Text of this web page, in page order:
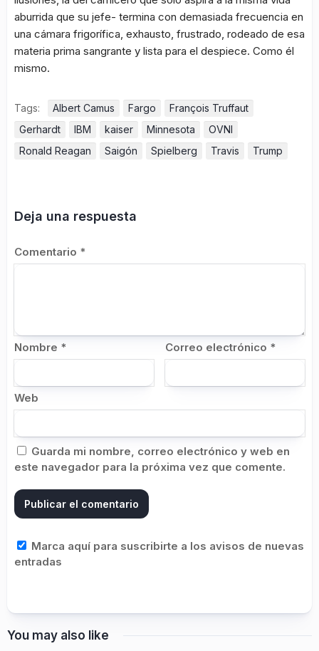
aburrida que su jefe- termina con demasiada frecuencia en
una cámara frigorífica, exhausto, frustrado, rodeado de esa
materia prima sangrante y lista para el despiece. Como él
mismo.
Tags: Albert Camus Fargo
François Truffaut
Gerhardt
IBM kaiser Minnesota
OVNI
Ronald Reagan
Saigón Spielberg Travis Trump
Deja una respuesta
Comentario *
Nombre * Correo electrónico *
Web
Guarda mi nombre, correo electrónico y web en
este navegador para la próxima vez que comente.
Marca aquí para suscribirte a los avisos de nuevas
entradas
You may also like